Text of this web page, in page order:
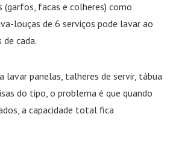
(garfos, facas e colheres) como
louças de 6 serviços pode lavar ao
cada.
lavar panelas, talheres de servir, tábua
do tipo, o problema é que quando
a capacidade total fica